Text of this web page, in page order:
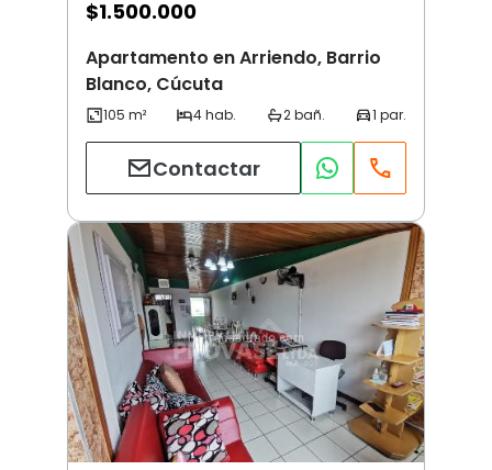
$1.500.000
Apartamento en Arriendo, Barrio
Blanco, Cúcuta
Contactar